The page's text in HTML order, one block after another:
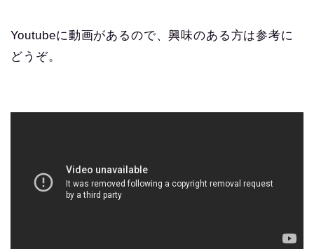
Youtubeに動画があるので、興味のある方は参考に
どうぞ。